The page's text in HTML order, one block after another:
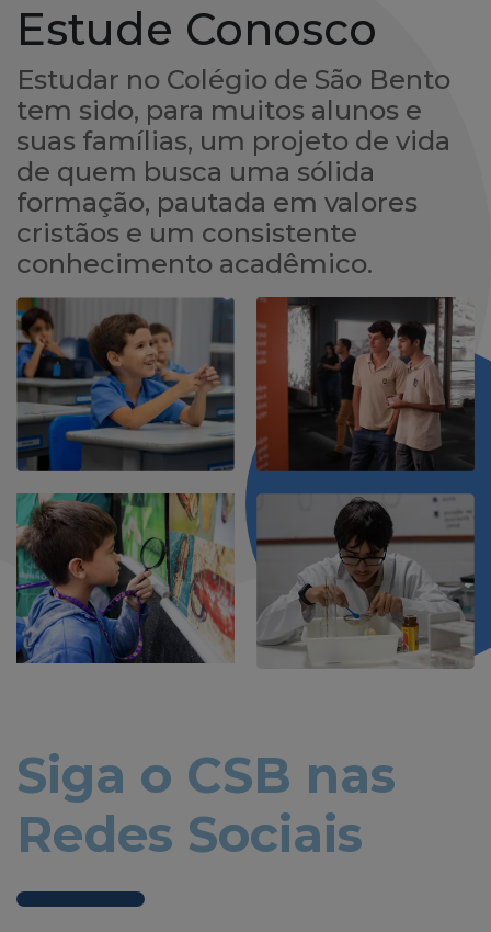
Estude Conosco
Estudar no Colégio de São Bento
tem sido, para muitos alunos e
suas famílias, um projeto de vida
de quem busca uma sólida
formação, pautada em valores
cristãos e um consistente
conhecimento acadêmico.
Siga o CSB nas
Redes Sociais